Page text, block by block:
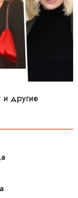
и другие